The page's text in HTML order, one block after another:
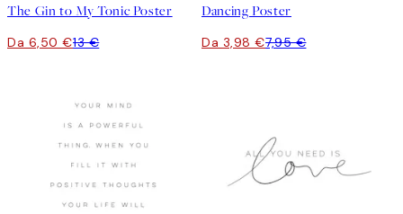
The Gin to My Tonic Poster
Da 6,50 €13 €
Dancing Poster
Da 3,98 €7,95 €